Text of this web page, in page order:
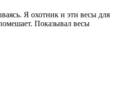
Я охотник и эти весы для
Показывал весы